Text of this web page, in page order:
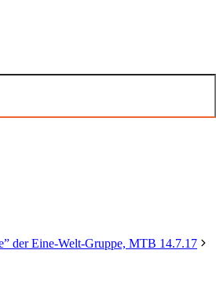
der Eine-Welt-Gruppe, MTB 14.7.17